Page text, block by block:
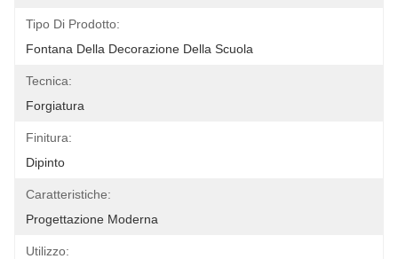
Tipo Di Prodotto:
Fontana Della Decorazione Della Scuola
Tecnica:
Forgiatura
Finitura:
Dipinto
Caratteristiche:
Progettazione Moderna
Utilizzo: